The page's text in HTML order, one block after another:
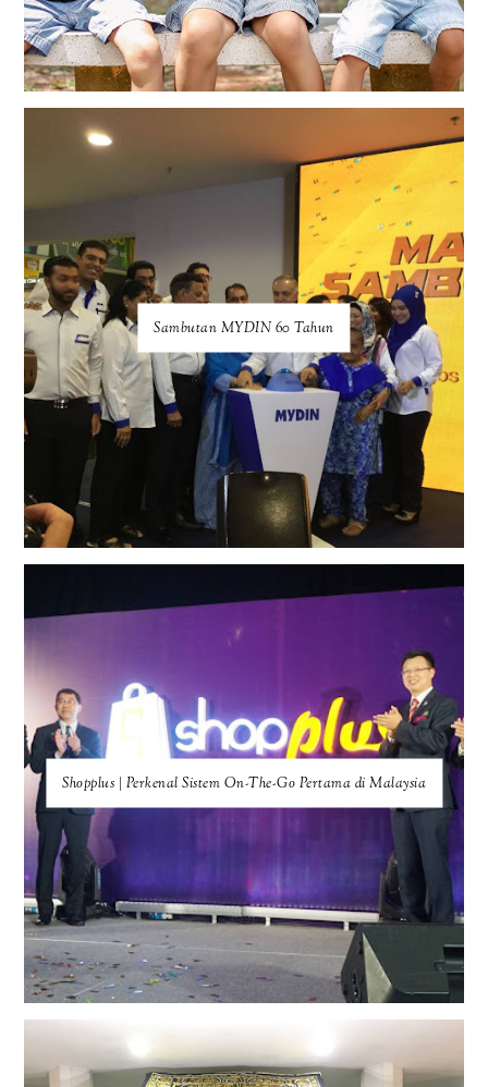
Sambutan MYDIN 60 Tahun
Shopplus | Perkenal Sistem On-The-Go Pertama di Malaysia